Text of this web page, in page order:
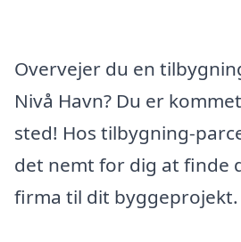
Overvejer du en
Nivå Havn? Du er
sted! Hos tilbygning-
det nemt for dig at finde
firma til dit byggeprojekt.